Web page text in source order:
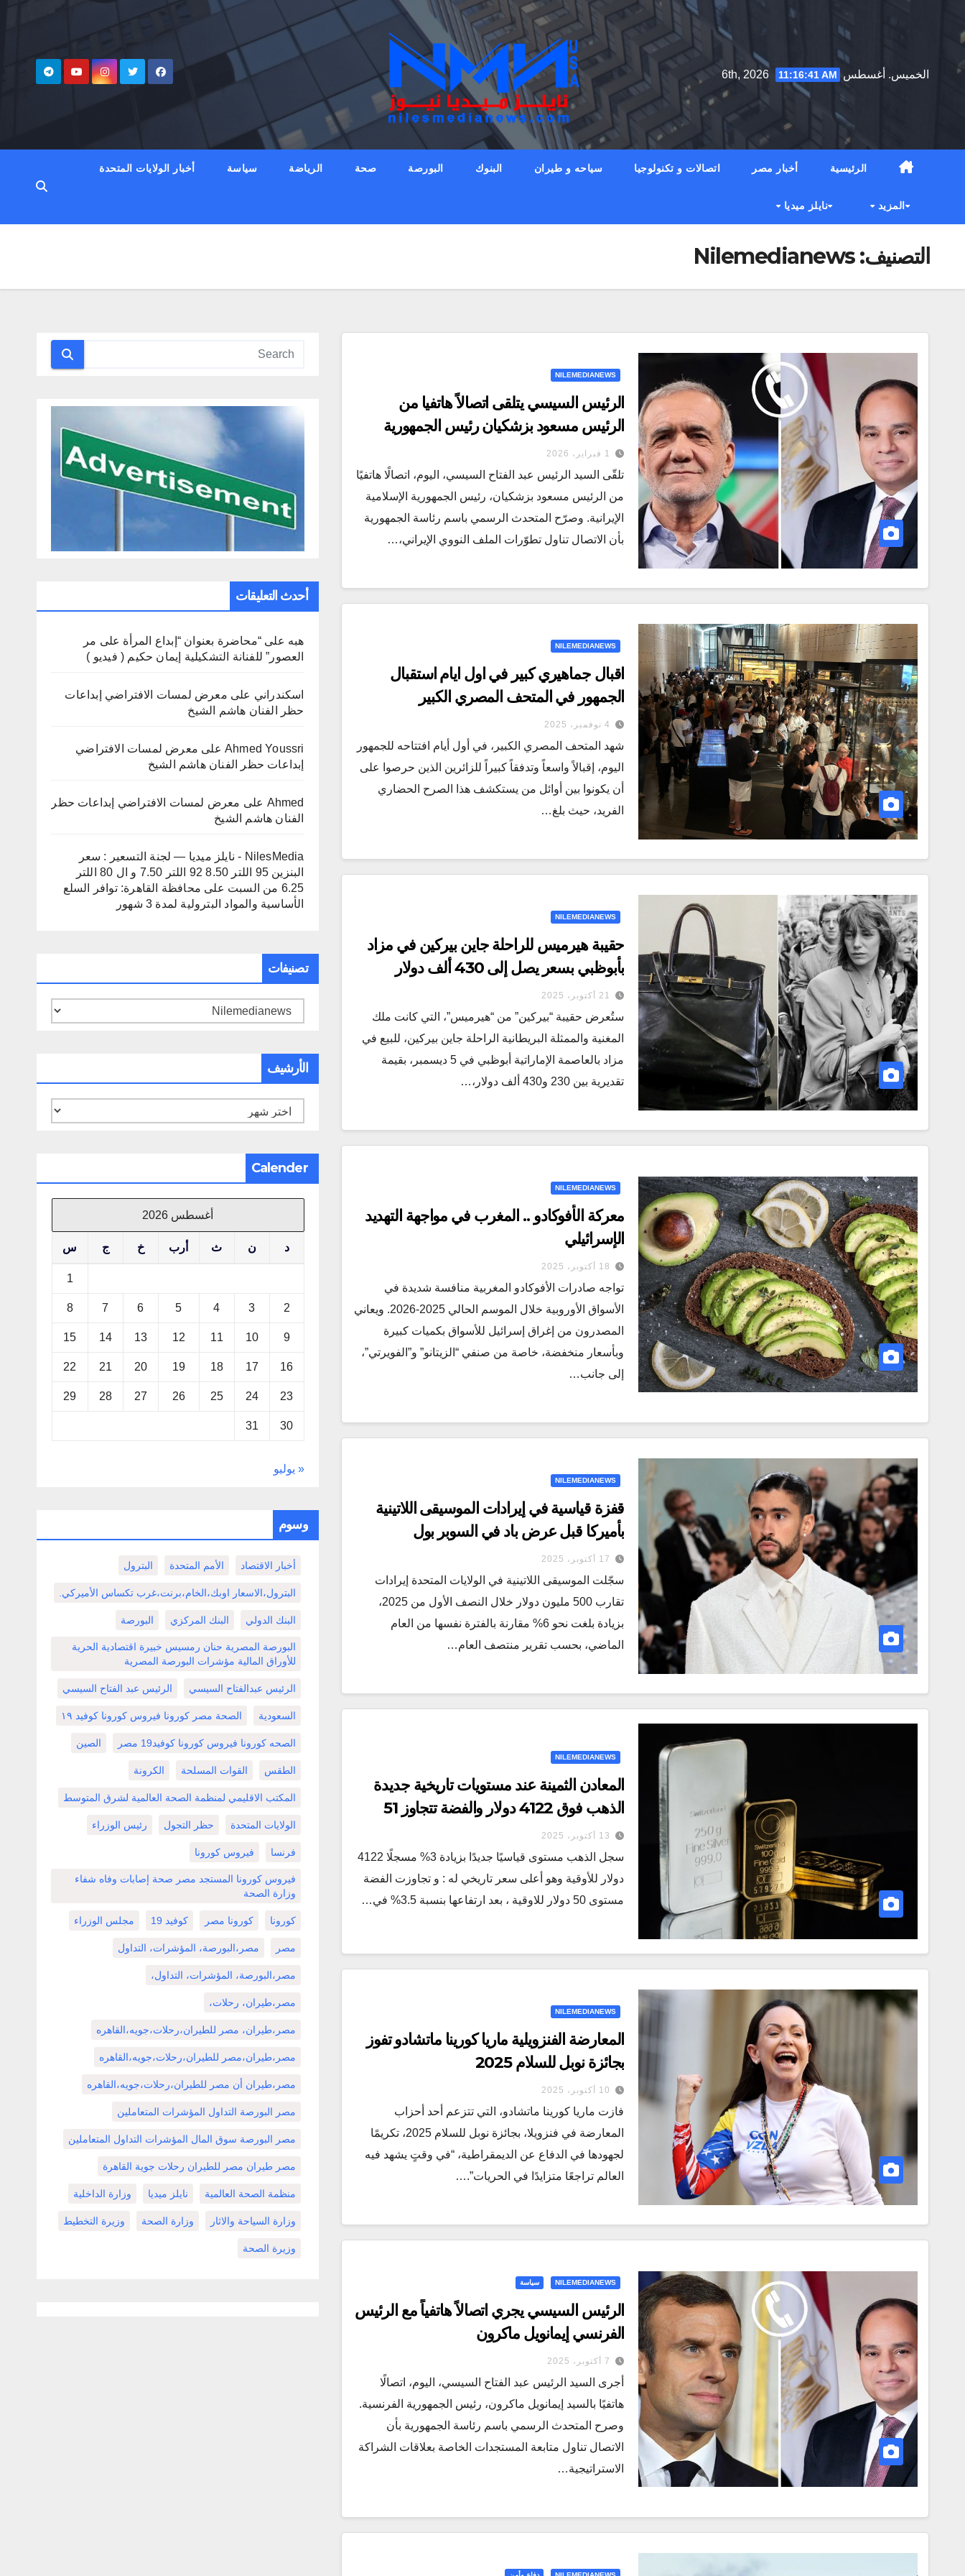
to
الخميس. أغسطس 6th, 2026
11:16:43 AM
الرئيسية أخبار مصر اتصالات و تكنولوجيا سياحه و طيران البنوك البورصة صحة الرياضة سياسة أخبار الولايات المتحدة
المزيد نايلز ميديا
التصنيف:Nilemedianews
NILEMEDIANEWS
الرئيس السيسي يتلقى اتصالاً هاتفيا من
الرئيس مسعود بزشكيان رئيس الجمهورية
الاسلامية الايرانية
1 فبراير، 2026
تلقّى السيد الرئيس عبد الفتاح السيسي، اليوم، اتصالًا هاتفيًا
من الرئيس مسعود بزشكيان، رئيس الجمهورية الإسلامية
الإيرانية. وصرّح المتحدث الرسمي باسم رئاسة الجمهورية
بأن الاتصال تناول تطوّرات الملف النووي الإيراني،…
NILEMEDIANEWS
اقبال جماهيري كبير في اول ايام استقبال
الجمهور في المتحف المصري الكبير
4 نوفمبر، 2025
شهد المتحف المصري الكبير، في أول أيام افتتاحه للجمهور
اليوم، إقبالاً واسعاً وتدفقاً كبيراً للزائرين الذين حرصوا على
أن يكونوا بين أوائل من يستكشف هذا الصرح الحضاري
الفريد، حيث بلغ…
NILEMEDIANEWS
حقيبة هيرميس للراحلة جاين بيركين في مزاد
بأبوظبي بسعر يصل إلى 430 ألف دولار
21 أكتوبر، 2025
ستُعرض حقيبة “بيركين” من “هيرميس”، التي كانت ملك
المغنية والممثلة البريطانية الراحلة جاين بيركين، للبيع في
مزاد بالعاصمة الإماراتية أبوظبي في 5 ديسمبر، بقيمة
تقديرية بين 230 و430 ألف دولار،…
NILEMEDIANEWS
معركة الأفوكادو .. المغرب في مواجهة التهديد
الإسرائيلي
18 أكتوبر، 2025
تواجه صادرات الأفوكادو المغربية منافسة شديدة في
الأسواق الأوروبية خلال الموسم الحالي 2025-2026. ويعاني
المصدرون من إغراق إسرائيل للأسواق بكميات كبيرة
وبأسعار منخفضة، خاصة من صنفي “الزيتانو” و”الفويرتي”،
إلى جانب…
NILEMEDIANEWS
قفزة قياسية في إيرادات الموسيقى اللاتينية
بأميركا قبل عرض باد في السوبر بول
17 أكتوبر، 2025
سجّلت الموسيقى اللاتينية في الولايات المتحدة إيرادات
تقارب 500 مليون دولار خلال النصف الأول من 2025،
بزيادة بلغت نحو 6% مقارنة بالفترة نفسها من العام
الماضي، بحسب تقرير منتصف العام…
NILEMEDIANEWS
المعادن الثمينة عند مستويات تاريخية جديدة
الذهب فوق 4122 دولار والفضة تتجاوز 51
دولار
13 أكتوبر، 2025
سجل الذهب مستوى قياسيًا جديدًا بزيادة 3% مسجلًا 4122
دولار للأوقية وهو أعلى سعر تاريخي له : و تجاوزت الفضة
مستوى 50 دولار للاوقية ، بعد ارتفاعها بنسبة 3.5% في…
NILEMEDIANEWS
المعارضة الفنزويلية ماريا كورينا ماتشادو تفوز
بجائزة نوبل للسلام 2025
10 أكتوبر، 2025
فازت ماريا كورينا ماتشادو، التي تتزعم أحد أحزاب
المعارضة في فنزويلا، بجائزة نوبل للسلام 2025، تكريمًا
لجهودها في الدفاع عن الديمقراطية، “في وقتٍ يشهد فيه
العالم تراجعًا متزايدًا في الحريات”.…
NILEMEDIANEWS سياسة
الرئيس السيسي يجري اتصالاً هاتفياً مع الرئيس
الفرنسي إيمانويل ماكرون
7 أكتوبر، 2025
أجرى السيد الرئيس عبد الفتاح السيسي، اليوم، اتصالًا
هاتفيًا بالسيد إيمانويل ماكرون، رئيس الجمهورية الفرنسية.
وصرح المتحدث الرسمي باسم رئاسة الجمهورية بأن
الاتصال تناول متابعة المستجدات الخاصة بعلاقات الشراكة
الاستراتيجية…
أحدث التعليقات
هبه على “محاضرة بعنوان “إبداع المرأة على مر
العصور” للفنانة التشكيلية إيمان حكيم ( فيديو )
اسكندراني على معرض لمسات الافتراضي إبداعات
حظر الفنان هاشم الشيخ
Ahmed Youssriعلى معرض لمسات الافتراضي
إبداعات حظر الفنان هاشم الشيخ
Ahmed على معرض لمسات الافتراضي إبداعات حظر
الفنان هاشم الشيخ
NilesMedia - نايلز ميديا — لجنة التسعير : سعر
البنزين 95 اللتر 8.50 92 اللتر 7.50 و ال 80 اللتر
6.25 من السبت
على محافظة القاهرة: توافر السلع
الأساسية والمواد البترولية لمدة 3 شهور
تصنيفات
تصنيفات
الأرشيف
الأرشيف
Calender
أغسطس 2026
د ن ث أرب خ ج س
1
2
3
4
5
6
7
8
9
10
11
12
13
14
15
16
17
18
19
20
21
22
23
24
25
26
27
28
29
30
31
« يوليو
وسوم
أخبار الاقتصاد الأمم المتحدة البترول
البترول،الاسعار اوبك،الخام،برنت،غرب تكساس الأميركي.
البنك الدولي البنك المركزي البورصة
البورصة المصرية حنان رمسيس خبيرة اقتصادية الحرية
للأوراق المالية مؤشرات البورصة المصرية
الرئيس عبدالفتاح السيسي الرئيس عبد الفتاح السيسي
السعودية الصحة مصر كورونا فيروس كورونا كوفيد ١٩
الصحه كورونا فيروس كورونا كوفيد19 مصر الصين
الطقس القوات المسلحة الكرونة
المكتب الاقليمي لمنظمة الصحة العالمية لشرق المتوسط
الولايات المتحدة حظر التجول رئيس الوزراء
فرنسا فيروس كورونا
فيروس كورونا المستجد مصر صحة إصابات وفاه شفاء
وزارة الصحة
كورونا كورونا مصر كوفيد 19 مجلس الوزراء
مصر مصر،البورصة، المؤشرات، التداول
مصر،البورصة، المؤشرات، التداول،
مصر،طيران، رحلات،
مصر،طيران، مصر للطيران،رحلات،جويه،القاهره
مصر،طيران،مصر للطيران،رحلات،جويه،القاهره
مصر،طيران أن مصر للطيران،رحلات،جويه،القاهره
مصر البورصة التداول المؤشرات المتعاملين
مصر البورصة سوق المال المؤشرات التداول المتعاملين
مصر طيران مصر للطيران رحلات جوية القاهرة
منظمة الصحة العالمية نايلز ميديا وزارة الداخلية
وزارة السياحة والاثار وزارة الصحة وزيرة التخطيط
وزيرة الصحة